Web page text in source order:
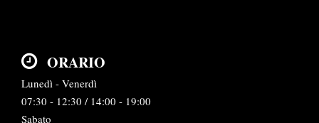
ORARIO
Lunedì - Venerdì
07:30 - 12:30 / 14:00 - 19:00
Sabato